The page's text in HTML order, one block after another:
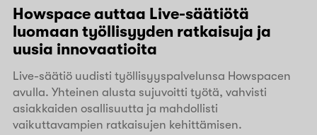
Howspace auttaa Live-säätiötä
luomaan työllisyyden ratkaisuja ja
uusia innovaatioita
Live-säätiö uudisti työllisyyspalvelunsa Howspacen
avulla. Yhteinen alusta sujuvoitti työtä, vahvisti
asiakkaiden osallisuutta ja mahdollisti
vaikuttavampien ratkaisujen kehittämisen.